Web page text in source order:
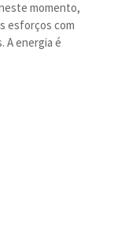
momento,
esforços com
A energia é